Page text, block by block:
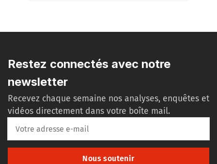
Restez connectés avec notre
newsletter
Recevez chaque semaine nos analyses, enquêtes et
vidéos directement dans votre boîte mail.
Nous soutenir